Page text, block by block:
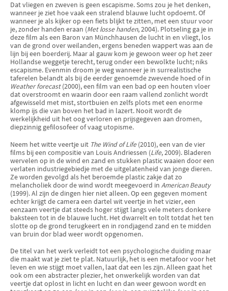
Dat vliegen en zweven is geen escapisme. Soms zou je het denken,
wanneer je ziet hoe vaak een stralend blauwe lucht opdoemt. Of
wanneer je als kijker op een fiets blijkt te zitten, met een stuur voor
je, zonder handen eraan (Met losse handen, 2004). Plotseling ga je in
deze film als een Baron van Münchhausen de lucht in en vliegt, los
van de grond over weilanden, ergens beneden wappert was aan de
lijn bij een boerderij. Maar al gauw kom je gewoon weer op het zeer
Hollandse weggetje terecht, terug onder een bewolkte lucht; niks
escapisme. Evenmin droom je weg wanneer je in surrealistische
taferelen belandt als bij de eerder genoemde zwevende hoed of in
Weather forecast(2000), een film van een bad op een houten vloer
dat overstroomt en waarin door een raam vallend zonlicht wordt
afgewisseld met mist, stortbuien en zelfs plots met een enorme
klomp ijs die van boven het bad in lazert. Nooit wordt de
werkelijkheid uit het oog verloren en prijsgegeven aan dromen,
diepzinnig gefilosofeer of vaag utopisme.
Neem het witte veertje uit The Wind of Life(2010), een van de vier
films bij een compositie van Louis Andriessen (Life, 2009). Bladeren
wervelen op in de wind en zand en stukken plastic waaien door een
verlaten industriegebiedje met de uitgelatenheid van jonge dieren.
Ze worden gevolgd als het beroemde plastic zakje dat zo
melancholiek door de wind wordt meegevoerd in American Beauty
(1999). Al zijn de dingen hier niet alleen. Op een gegeven moment
echter krijgt de camera een dartel wit veertje in het vizier, een
eenzaam veertje dat steeds hoger stijgt langs vele meters donkere
baksteen tot in de blauwe lucht. Het dwarrelt en tolt totdat het ten
slotte op de grond terugkeert en in rondjagend zand en te midden
van bruin dor blad weer wordt opgenomen.
De titel van het werk verleidt tot een psychologische duiding maar
die maakt wat je ziet te plat. Natuurlijk, het is een metafoor voor het
leven en wie stijgt moet vallen, laat dat een les zijn. Alleen gaat het
ook om een abstracter plezier, het onwerkelijk worden van dat
veertje dat oplost in licht en lucht en dan weer gewoon wordt en